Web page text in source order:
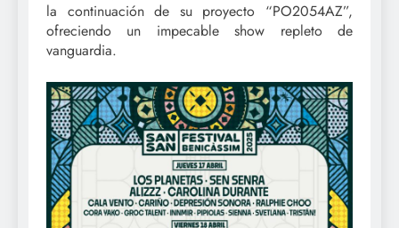
la continuación de su proyecto “PO2054AZ”,
ofreciendo un impecable show repleto de
vanguardia.